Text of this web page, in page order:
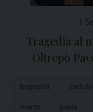
1
Tragedia al
Oltrepò
bagnaria caduto
morto pavia